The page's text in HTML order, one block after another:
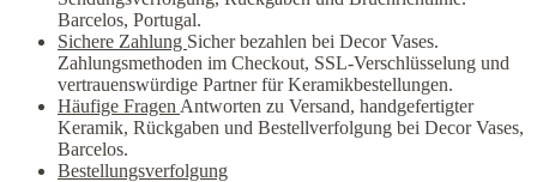
Barcelos, Portugal.
Sichere Zahlung Sicher bezahlen bei Decor Vases.
Zahlungsmethoden im Checkout, SSL-Verschlüsselung und
vertrauenswürdige Partner für Keramikbestellungen.
Häufige Fragen Antworten zu Versand, handgefertigter
Keramik, Rückgaben und Bestellverfolgung bei Decor Vases,
Barcelos.
Bestellungsverfolgung